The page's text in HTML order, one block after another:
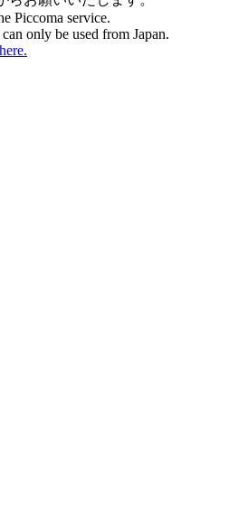
Piccoma service.
only be used from Japan.